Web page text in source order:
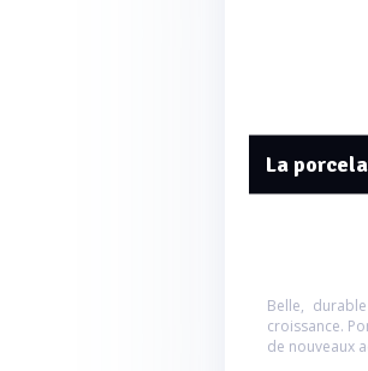
La
Belle,
croissance.
de nouveaux